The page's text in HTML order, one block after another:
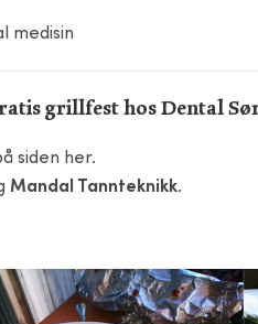
medisin
grillfest hos Dental
siden her.
Mandal Tannteknikk.